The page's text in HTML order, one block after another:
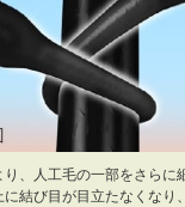
、人工毛の一部をさらに
結び目が目立たなくなり